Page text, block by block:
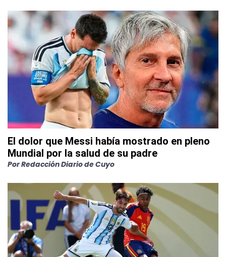
El dolor que Messi había mostrado en pleno
Mundial por la salud de su padre
PorRedacción Diario de Cuyo